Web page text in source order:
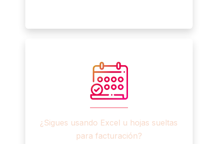
¿Sigues usando Excel u hojas sueltas
para facturación?​